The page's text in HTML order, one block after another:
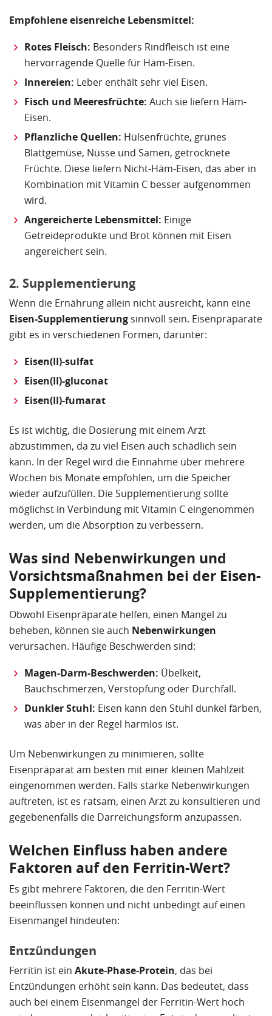
Empfohlene eisenreiche Lebensmittel:
Rotes Fleisch: Besonders Rindfleisch ist eine
hervorragende Quelle für Häm-Eisen.
Innereien: Leber enthält sehr viel Eisen.
Fisch und Meeresfrüchte: Auch sie liefern Häm-
Eisen.
Pflanzliche Quellen: Hülsenfrüchte, grünes
Blattgemüse, Nüsse und Samen, getrocknete
Früchte. Diese liefern Nicht-Häm-Eisen, das aber in
Kombination mit Vitamin C besser aufgenommen
wird.
Angereicherte Lebensmittel: Einige
Getreideprodukte und Brot können mit Eisen
angereichert sein.
2. Supplementierung
Wenn die Ernährung allein nicht ausreicht, kann eine
Eisen-Supplementierung sinnvoll sein. Eisenpräparate
gibt es in verschiedenen Formen, darunter:
Eisen(II)-sulfat
Eisen(II)-gluconat
Eisen(II)-fumarat
Es ist wichtig, die Dosierung mit einem Arzt
abzustimmen, da zu viel Eisen auch schädlich sein
kann. In der Regel wird die Einnahme über mehrere
Wochen bis Monate empfohlen, um die Speicher
wieder aufzufüllen. Die Supplementierung sollte
möglichst in Verbindung mit Vitamin C eingenommen
werden, um die Absorption zu verbessern.
Was sind Nebenwirkungen und
Vorsichtsmaßnahmen bei der Eisen-
Supplementierung?
Obwohl Eisenpräparate helfen, einen Mangel zu
beheben, können sie auch Nebenwirkungen
verursachen. Häufige Beschwerden sind:
Magen-Darm-Beschwerden: Übelkeit,
Bauchschmerzen, Verstopfung oder Durchfall.
Dunkler Stuhl: Eisen kann den Stuhl dunkel färben,
was aber in der Regel harmlos ist.
Um Nebenwirkungen zu minimieren, sollte
Eisenpräparat am besten mit einer kleinen Mahlzeit
eingenommen werden. Falls starke Nebenwirkungen
auftreten, ist es ratsam, einen Arzt zu konsultieren und
gegebenenfalls die Darreichungsform anzupassen.
Welchen Einfluss haben andere
Faktoren auf den Ferritin-Wert?
Es gibt mehrere Faktoren, die den Ferritin-Wert
beeinflussen können und nicht unbedingt auf einen
Eisenmangel hindeuten:
Entzündungen
Ferritin ist ein Akute-Phase-Protein, das bei
Entzündungen erhöht sein kann. Das bedeutet, dass
auch bei einem Eisenmangel der Ferritin-Wert hoch